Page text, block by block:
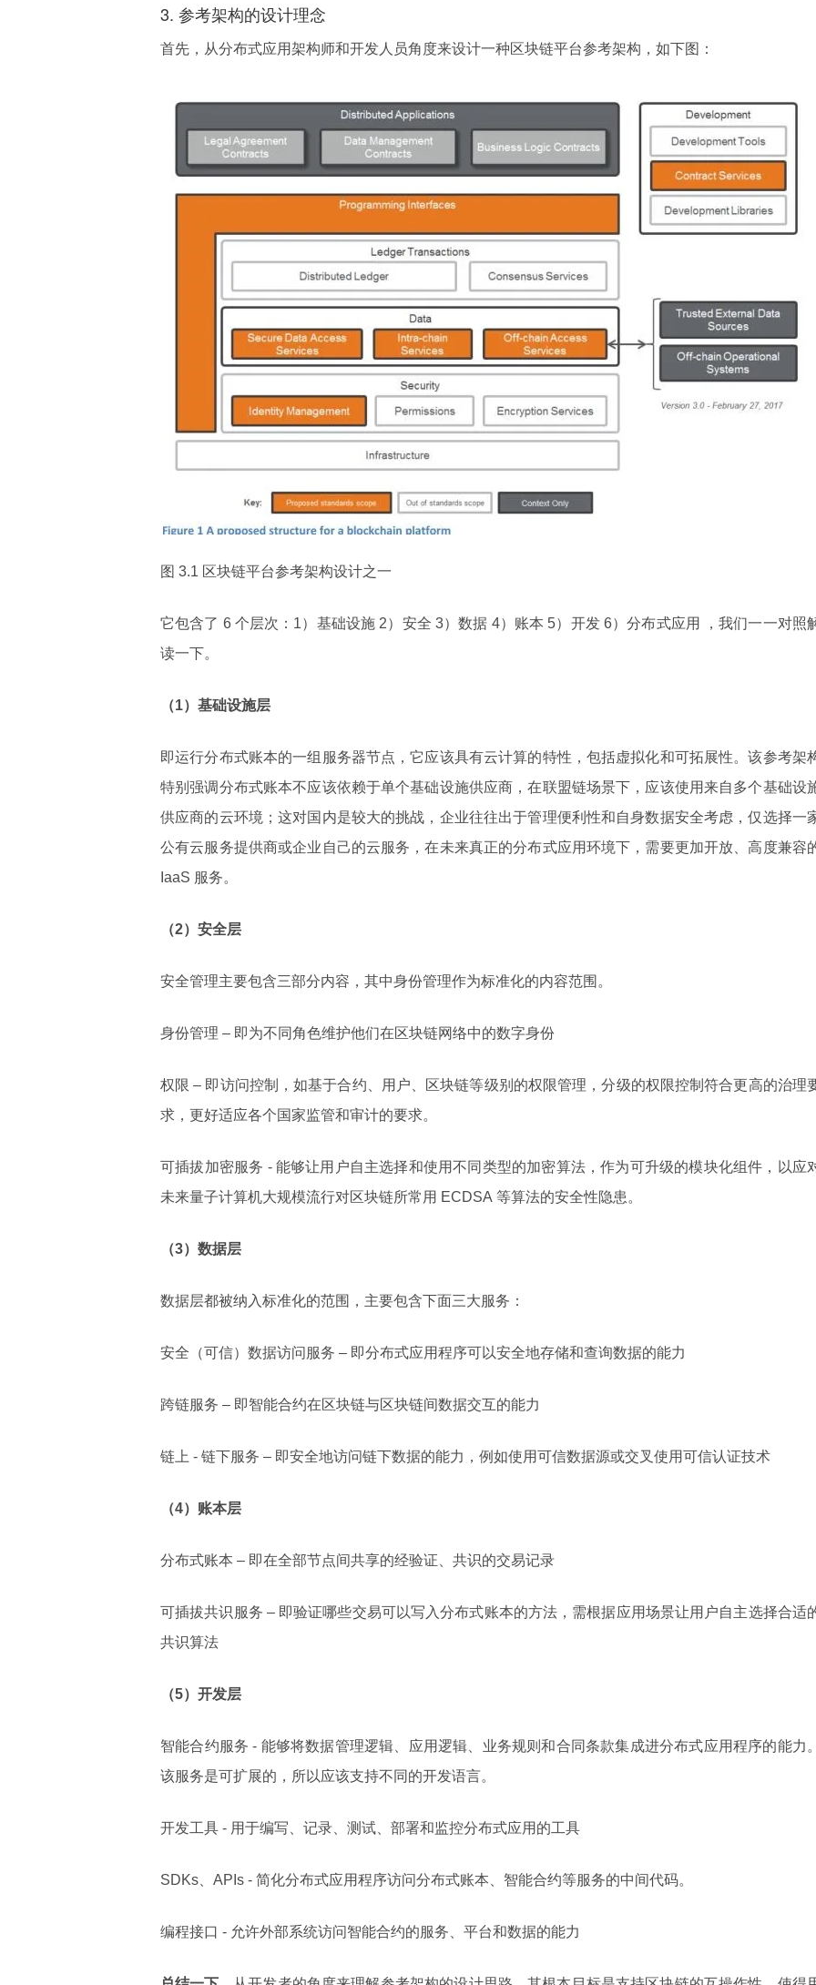
3. 参考架构的设计理念
首先，从分布式应用架构师和开发人员角度来设计一种区块链平台参考架构，如下图：
图 3.1 区块链平台参考架构设计之一
它包含了 6 个层次：1）基础设施 2）安全 3）数据 4）账本 5）开发 6）分布式应用 ，我们一一对照
读一下。
（1）基础设施层
即运行分布式账本的一组服务器节点，它应该具有云计算的特性，包括虚拟化和可拓展性。该参考架
特别强调分布式账本不应该依赖于单个基础设施供应商，在联盟链场景下，应该使用来自多个基础设
供应商的云环境；这对国内是较大的挑战，企业往往出于管理便利性和自身数据安全考虑，仅选择一
公有云服务提供商或企业自己的云服务，在未来真正的分布式应用环境下，需要更加开放、高度兼容
IaaS 服务。
（2）安全层
安全管理主要包含三部分内容，其中身份管理作为标准化的内容范围。
身份管理 – 即为不同角色维护他们在区块链网络中的数字身份
权限 – 即访问控制，如基于合约、用户、区块链等级别的权限管理，分级的权限控制符合更高的治理
求，更好适应各个国家监管和审计的要求。
可插拔加密服务 - 能够让用户自主选择和使用不同类型的加密算法，作为可升级的模块化组件，以应
未来量子计算机大规模流行对区块链所常用 ECDSA 等算法的安全性隐患。
（3）数据层
数据层都被纳入标准化的范围，主要包含下面三大服务：
安全（可信）数据访问服务 – 即分布式应用程序可以安全地存储和查询数据的能力
跨链服务 – 即智能合约在区块链与区块链间数据交互的能力
链上 - 链下服务 – 即安全地访问链下数据的能力，例如使用可信数据源或交叉使用可信认证技术
（4）账本层
分布式账本 – 即在全部节点间共享的经验证、共识的交易记录
可插拔共识服务 – 即验证哪些交易可以写入分布式账本的方法，需根据应用场景让用户自主选择合适
共识算法
（5）开发层
智能合约服务 - 能够将数据管理逻辑、应用逻辑、业务规则和合同条款集成进分布式应用程序的能力。
该服务是可扩展的，所以应该支持不同的开发语言。
开发工具 - 用于编写、记录、测试、部署和监控分布式应用的工具
SDKs、APIs - 简化分布式应用程序访问分布式账本、智能合约等服务的中间代码。
编程接口 - 允许外部系统访问智能合约的服务、平台和数据的能力